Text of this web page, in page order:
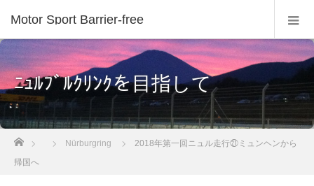
Motor Sport Barrier-free
ﾆｭﾙﾌﾞﾙｸﾘﾝｸを目指して
Nürburgring
2018年第一回ニュル走行㉑ミュンヘンから
帰国へ